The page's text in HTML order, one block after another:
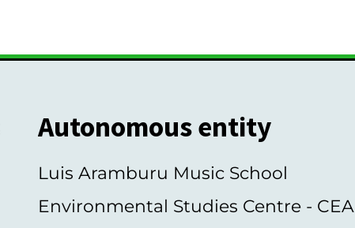
Autonomous entity
Luis Aramburu Music School
Environmental Studies Centre - CEA